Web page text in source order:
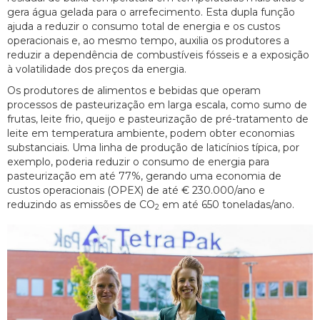
gera água gelada para o arrefecimento. Esta dupla função
ajuda a reduzir o consumo total de energia e os custos
operacionais e, ao mesmo tempo, auxilia os produtores a
reduzir a dependência de combustíveis fósseis e a exposição
à volatilidade dos preços da energia.
Os produtores de alimentos e bebidas que operam
processos de pasteurização em larga escala, como sumo de
frutas, leite frio, queijo e pasteurização de pré-tratamento de
leite em temperatura ambiente, podem obter economias
substanciais. Uma linha de produção de laticínios típica, por
exemplo, poderia reduzir o consumo de energia para
pasteurização em até 77%, gerando uma economia de
custos operacionais (OPEX) de até € 230.000/ano e
reduzindo as emissões de CO2 em até 650 toneladas/ano.